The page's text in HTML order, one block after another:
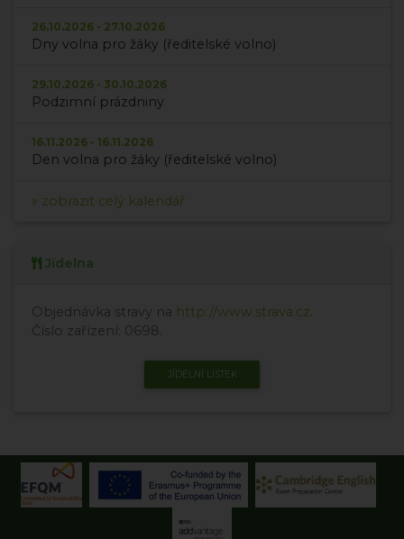
26.10.2026 - 27.10.2026
Dny volna pro žáky (ředitelské volno)
29.10.2026 - 30.10.2026
Podzimní prázdniny
16.11.2026 - 16.11.2026
Den volna pro žáky (ředitelské volno)
» zobrazit celý kalendář
Jídelna
Objednávka stravy na http://www.strava.cz
Číslo zařízení: 0698.
JÍDELNÍ LÍSTEK